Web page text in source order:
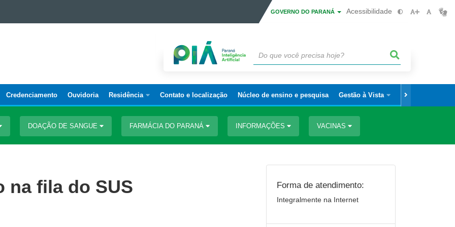
GOVERNO DO PARANÁ Acessibilidade
Credenciamento Ouvidoria Residência Contato e localização Núcleo de ensino e pesquisa Gestão à Vista Área do Servidor
DOAÇÃO DE SANGUE FARMÁCIA DO PARANÁ INFORMAÇÕES VACINAS
na fila do SUS Forma de atendimento:
Integralmente na Internet